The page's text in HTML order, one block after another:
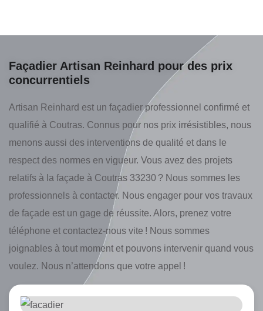
Façadier Artisan Reinhard pour des prix
concurrentiels
Artisan Reinhard est un façadier professionnel confirmé et
qualifié à Coutras. Connus pour nos prix irrésistibles, nous
menons aussi des interventions de qualité et dans le
respect des normes en vigueur. Vous avez des projets
relatifs à la façade à Coutras 33230 ? Nous sommes les
professionnels à contacter. Nous engager pour vos travaux
de façade est un gage de réussite. Alors, prenez votre
téléphone et contactez-nous vite ! Nous sommes
joignables à tout moment et pouvons intervenir quand vous
voulez. Nous n’attendons que votre appel !